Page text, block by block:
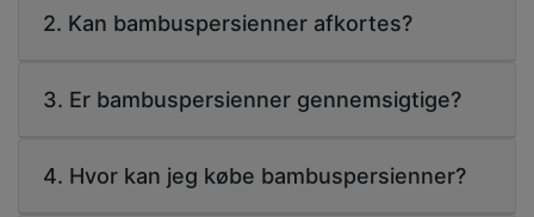
2. Kan bambuspersienner afkortes?
3. Er bambuspersienner gennemsigtige?
4. Hvor kan jeg købe bambuspersienner?